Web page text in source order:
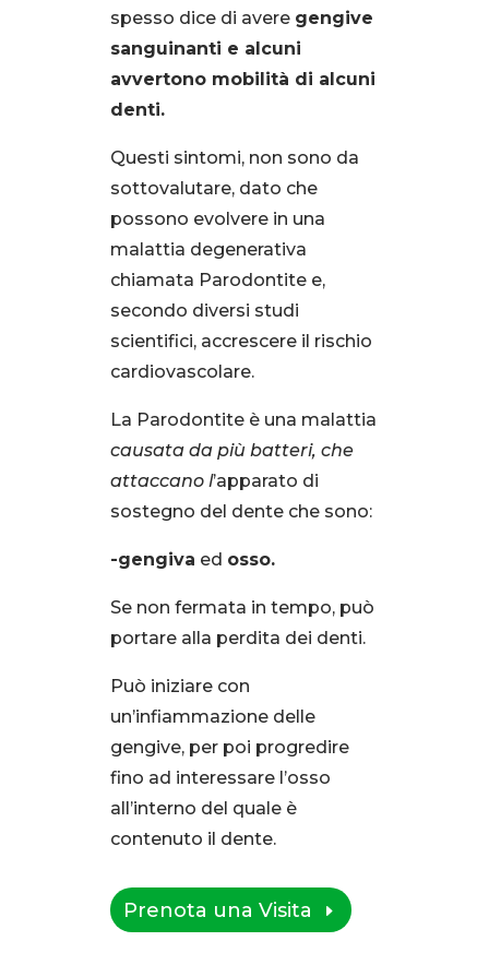
spesso dice di avere gengive
sanguinanti e alcuni
avvertono mobilità di alcuni
denti.
Questi sintomi, non sono da
sottovalutare, dato che
possono evolvere in una
malattia degenerativa
chiamata Parodontite e,
secondo diversi studi
scientifici, accrescere il rischio
cardiovascolare.
La Parodontite è una malattia
causata da più batteri, che
attaccano l’apparato di
sostegno del dente che sono:
-gengiva ed osso.
Se non fermata in tempo, può
portare alla perdita dei denti.
Può iniziare con
un’infiammazione delle
gengive, per poi progredire
fino ad interessare l’osso
all’interno del quale è
contenuto il dente.
Prenota una Visita